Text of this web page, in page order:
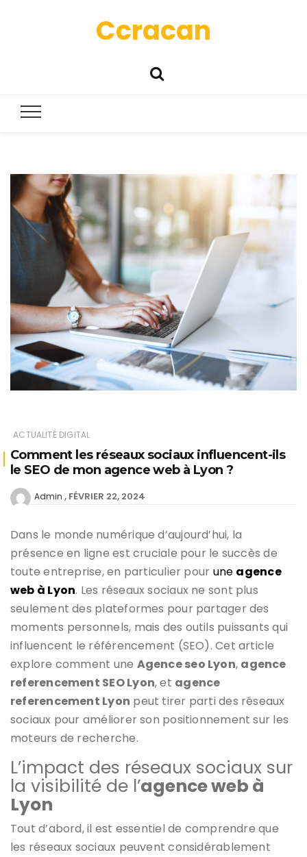
Ccracan
ACTUALITÉ DIGITAL
Comment les réseaux sociaux influencent-ils
le SEO de mon agence web à Lyon ?
Admin FÉVRIER 22, 2024
Dans le monde numérique d’aujourd’hui, la
présence en ligne est cruciale pour le succès de
toute entreprise, en particulier pour une agence
web à Lyon. Les réseaux sociaux ne sont plus
seulement des plateformes pour partager des
moments personnels, mais des outils puissants qui
influencent le référencement (SEO). Cet article
explore comment une Agence seo Lyon, agence
referencement SEO Lyon, et agence
referencement Lyon peut tirer parti des réseaux
sociaux pour améliorer son positionnement sur les
moteurs de recherche.
L’impact des réseaux sociaux sur
la visibilité de l’agence web à
Lyon
Tout d’abord, il est essentiel de comprendre que
les réseaux sociaux peuvent considérablement